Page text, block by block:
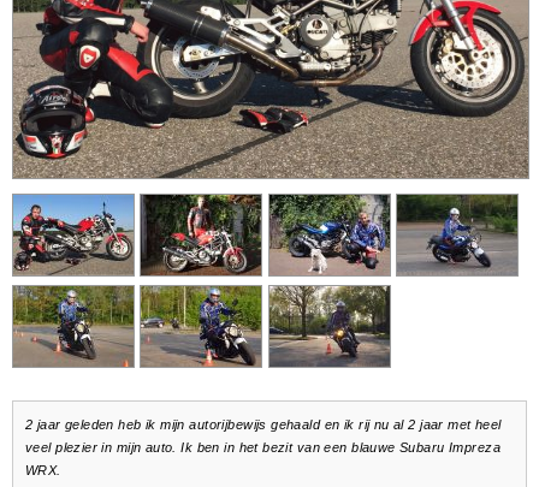
2 jaar geleden heb ik mijn autorijbewijs gehaald en ik rij nu al 2 jaar met heel
veel plezier in mijn auto. Ik ben in het bezit van een blauwe Subaru Impreza
WRX.